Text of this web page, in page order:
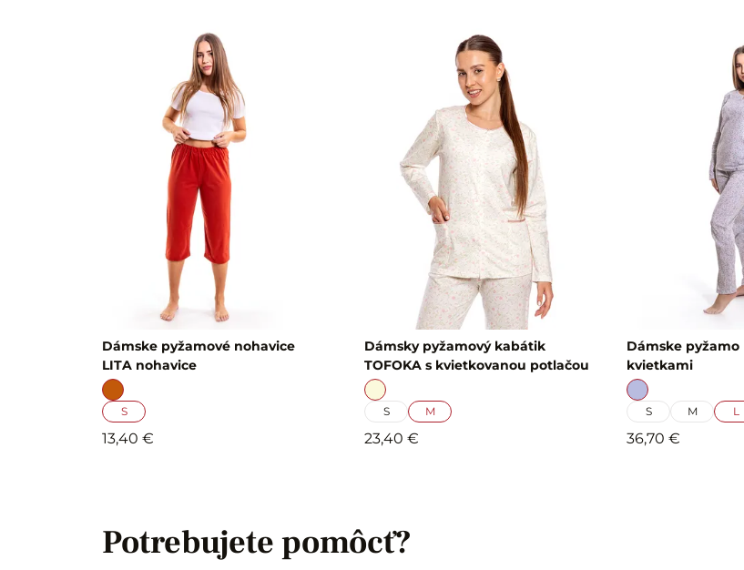
Dámske pyžamové nohavice
LITA nohavice
S
13,40 €
Dámsky pyžamový kabátik
TOFOKA s kvietkovanou potlačou
S M
23,40 €
Dámske pyžamo
kvietkami
S M L
36,70 €
Potrebujete pomôcť?